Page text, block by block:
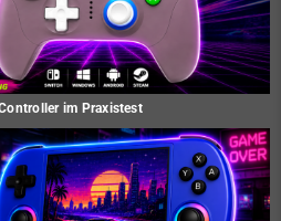
im Praxistest